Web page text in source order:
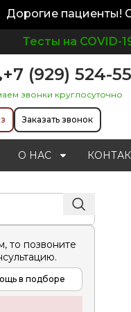
пациенты! С
Тесты на COVID-
+7 (929) 524-
звонки круглосуточно
Заказать звонок
О НАС
то позвоните
в подборе